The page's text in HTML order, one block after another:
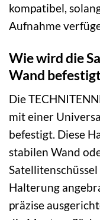
kompatibel,
Aufnahme
Wie wird die
Wand
Die
mit einer
befestigt. Diese
stabilen Wand
Halterung
präzise